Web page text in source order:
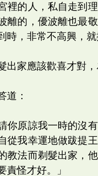
裡的人，私自走到
離的，優波離也最
時，非常不高興，
出家應該歡喜才對
道：
你原諒我一時的沒
從我幸運地做跋提
教法而剃髮出家，
責怪才好。」